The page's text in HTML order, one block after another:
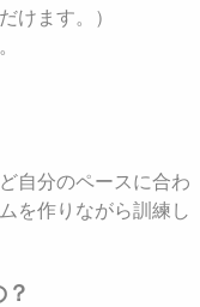
けます。）
自分のペースに合わ
を作りながら訓練し